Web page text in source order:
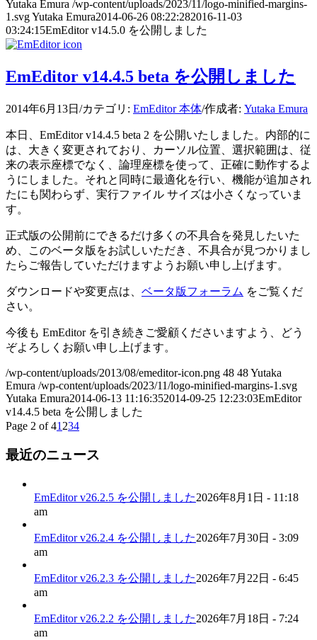
Yutaka Emura /wp-content/uploads/2023/11/logo-minified-margins-
1.svgYutaka Emura2014-06-26 08:22:282016-11-03
03:24:15EmEditor v14.5.0 を公開しました
EmEditor v14.4.5 beta を公開しました
2014年6月13日 /カテゴリ: EmEditor 本体/作成者: Yutaka Emura
本日、EmEditor v14.4.5 beta 2 を公開いたしました。内部的に
は、大きく変更されており、カーソル位置、選択範囲は、従
来の表示座標でなく、論理座標を使って、正確に動作するよ
うにしました。それと同時に最適化を行い、機能が追加され
たにも関わらず、実行ファイル サイズは小さくなっていま
す。
正式版の公開前にできるだけ多くの不具合を発見したいた
め、このベータ版をお試しいただき、不具合が見つかりまし
たらご報告していただけますようお願い申し上げます。
ダウンロードや変更点は、 ベータ版フォーラム をご覧くだ
さい。
今後も EmEditor を引き続きご愛顧くださいますよう、どう
ぞよろしくお願い申し上げます。
/wp-content/uploads/2013/08/emeditor-icon.png 48 48Yutaka
Emura /wp-content/uploads/2023/11/logo-minified-margins-1.svg
Yutaka Emura2014-06-13 11:16:352014-09-25 12:23:03EmEditor
v14.4.5 beta を公開しました
Page 2 of 41 234
最近のニュース
EmEditor v26.2.5 を公開しました2026年8月1日 - 11:18
am
EmEditor v26.2.4 を公開しました2026年7月30日 - 3:09
am
EmEditor v26.2.3 を公開しました2026年7月22日 - 6:45
am
EmEditor v26.2.2 を公開しました2026年7月18日 - 7:24
am